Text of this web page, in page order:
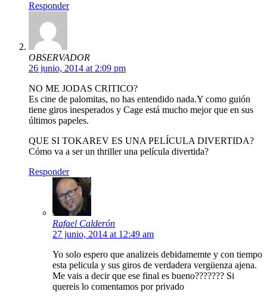
Responder
OBSERVADOR
26 junio, 2014 at 2:09 pm
NO ME JODAS CRITICO?
Es cine de palomitas, no has entendido nada.Y como guión
tiene giros inesperados y Cage está mucho mejor que en sus
últimos papeles.
QUE SI TOKAREV ES UNA PELÍCULA DIVERTIDA?
Cómo va a ser un thriller una película divertida?
Responder
Rafael Calderón
27 junio, 2014 at 12:49 am
Yo solo espero que analizeis debidamemte y con tiempo
esta pelicula y sus giros de verdadera vergüenza ajena.
Me vais a decir que ese final es bueno??????? Si
quereis lo comentamos por privado